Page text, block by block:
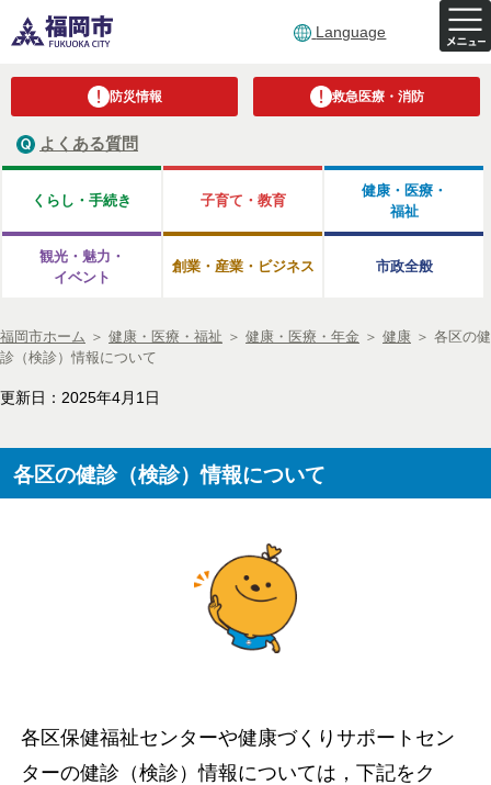
Language
防災情報 救急医療・消防
よくある質問
くらし・手続き 子育て・教育
健康・医療・
福祉
観光・魅力・
イベント
創業・産業・ビジネス 市政全般
福岡市ホーム ＞ 健康・医療・福祉 ＞ 健康・医療・年金 ＞ 健康 ＞ 各区の健
診（検診）情報について
更新日：2025年4月1日
各区の健診（検診）情報について
各区保健福祉センターや健康づくりサポートセン
ターの健診（検診）情報については，下記をク